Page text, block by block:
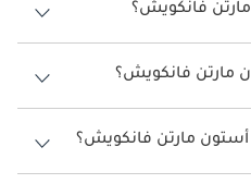
فانكويش؟
مارتن فانكويش؟
مارتن فانكويش؟
315 كم/الساعة.